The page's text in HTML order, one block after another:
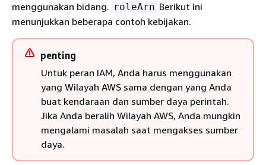
menggunakan bidang. roleArn Berikut ini
menunjukkan beberapa contoh kebijakan.
penting
Untuk peran IAM, Anda harus menggunakan
yang Wilayah AWS sama dengan yang Anda
buat kendaraan dan sumber daya perintah.
Jika Anda beralih Wilayah AWS, Anda mungkin
mengalami masalah saat mengakses sumber
daya.